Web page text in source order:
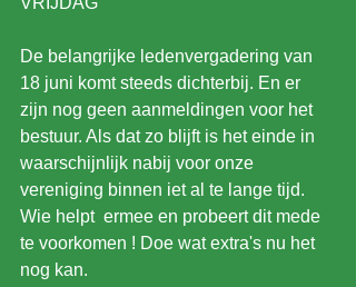
De belangrijke ledenvergadering van
18 juni komt steeds dichterbij. En er
zijn nog geen aanmeldingen voor het
bestuur. Als dat zo blijft is het einde in
waarschijnlijk nabij voor onze
vereniging binnen iet al te lange tijd.
Wie helpt  ermee en probeert dit mede
te voorkomen ! Doe wat extra's nu het
nog kan.